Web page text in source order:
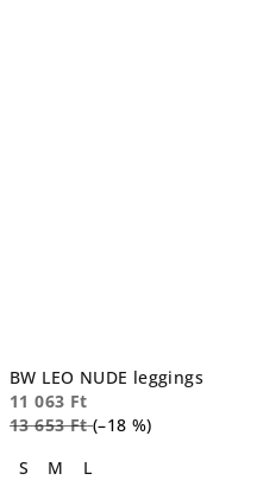
BW LEO NUDE leggings
11 063 Ft
13 653 Ft (–18 %)
S
M L